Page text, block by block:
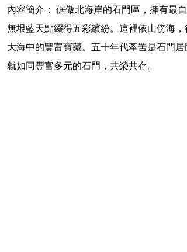
內容簡介： 倨傲北海岸的石門區，擁有最
無垠藍天點綴得五彩繽紛。這裡依山傍海
大海中的豐富寶藏。五十年代牽罟是石門
就如同豐富多元的石門，共榮共存。